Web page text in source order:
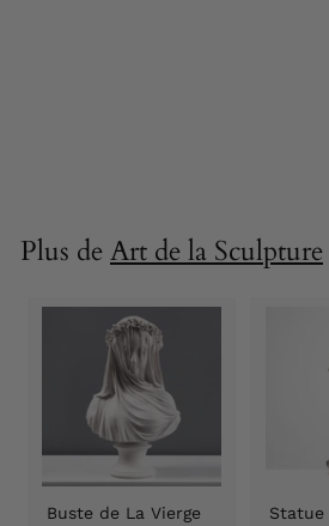
€
Plus deArt de la Sculpture
Buste de La Vierge
Statue